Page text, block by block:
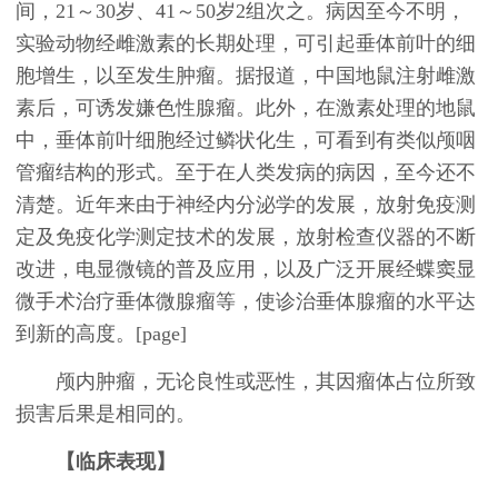
间，21～30岁、41～50岁2组次之。病因至今不明，
实验动物经雌激素的长期处理，可引起垂体前叶的细
胞增生，以至发生肿瘤。据报道，中国地鼠注射雌激
素后，可诱发嫌色性腺瘤。此外，在激素处理的地鼠
中，垂体前叶细胞经过鳞状化生，可看到有类似颅咽
管瘤结构的形式。至于在人类发病的病因，至今还不
清楚。近年来由于神经内分泌学的发展，放射免疫测
定及免疫化学测定技术的发展，放射检查仪器的不断
改进，电显微镜的普及应用，以及广泛开展经蝶窦显
微手术治疗垂体微腺瘤等，使诊治垂体腺瘤的水平达
到新的高度。[page]
颅内肿瘤，无论良性或恶性，其因瘤体占位所致
损害后果是相同的。
【临床表现】